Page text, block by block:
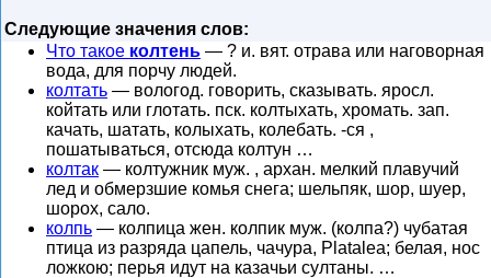
Следующие значения слов:
Что такое колтень — ? и. вят. отрава или наговорная
вода, для порчу людей.
колтать — вологод. говорить, сказывать. яросл.
койтать или глотать. пск. колтыхать, хромать. зап.
качать, шатать, колыхать, колебать. -ся ,
пошатываться, отсюда колтун …
колтак — колтужник муж. , архан. мелкий плавучий
лед и обмерзшие комья снега; шельпяк, шор, шуер,
шорох, сало.
колпь — колпица жен. колпик муж. (колпа?) чубатая
птица из разряда цапель, чачура, Platalea; белая, нос
ложкою; перья идут на казачьи султаны. …